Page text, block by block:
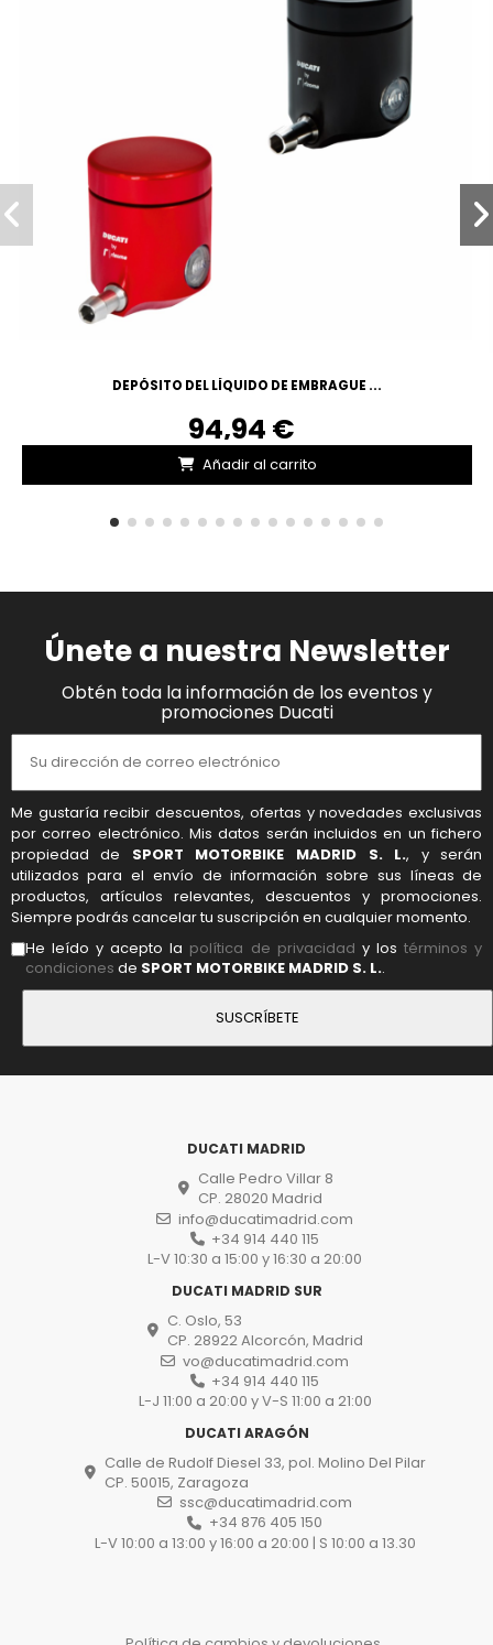
DEPÓSITO DEL LÍQUIDO DE EMBRAGUE ...
94,94 €
Añadir al carrito
Únete a nuestra Newsletter
Obtén toda la información de los eventos y
promociones Ducati
Me gustaría recibir descuentos, ofertas y novedades exclusivas
por correo electrónico. Mis datos serán incluidos en un fichero
propiedad de SPORT MOTORBIKE MADRID S. L., y serán
utilizados para el envío de información sobre sus líneas de
productos, artículos relevantes, descuentos y promociones.
Siempre podrás cancelar tu suscripción en cualquier momento.
He leído y acepto la política de privacidad y lostérminos y
condiciones de SPORT MOTORBIKE MADRID S. L..
DUCATI MADRID
Calle Pedro Villar 8
CP. 28020 Madrid
info@ducatimadrid.com
+34 914 440 115
L-V 10:30 a 15:00 y 16:30 a 20:00
DUCATI MADRID SUR
C. Oslo, 53
CP. 28922 Alcorcón, Madrid
vo@ducatimadrid.com
+34 914 440 115
L-J 11:00 a 20:00 y V-S 11:00 a 21:00
DUCATI ARAGÓN
Calle de Rudolf Diesel 33, pol. Molino Del Pilar
CP. 50015, Zaragoza
ssc@ducatimadrid.com
+34 876 405 150
L-V 10:00 a 13:00 y 16:00 a 20:00 | S 10:00 a 13.30